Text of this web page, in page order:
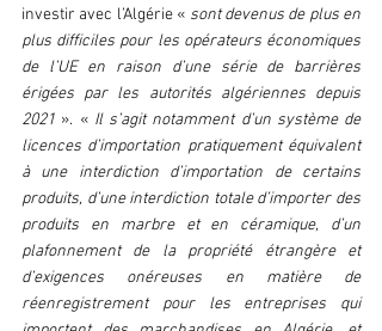
investir avec l’Algérie « sont devenus de plus en
plus difficiles pour les opérateurs économiques
de l’UE en raison d’une série de barrières
érigées par les autorités algériennes depuis
2021 ». « Il s’agit notamment d’un système de
licences d’importation pratiquement équivalent
à une interdiction d’importation de certains
produits, d’une interdiction totale d’importer des
produits en marbre et en céramique, d’un
plafonnement de la propriété étrangère et
d’exigences onéreuses en matière de
réenregistrement pour les entreprises qui